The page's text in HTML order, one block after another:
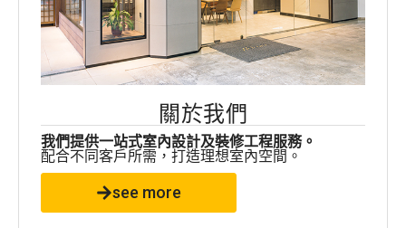
關於我們
我們提供一站式室內設計及裝修工程服務。
配合不同客戶所需，打造理想室內空間。
see more